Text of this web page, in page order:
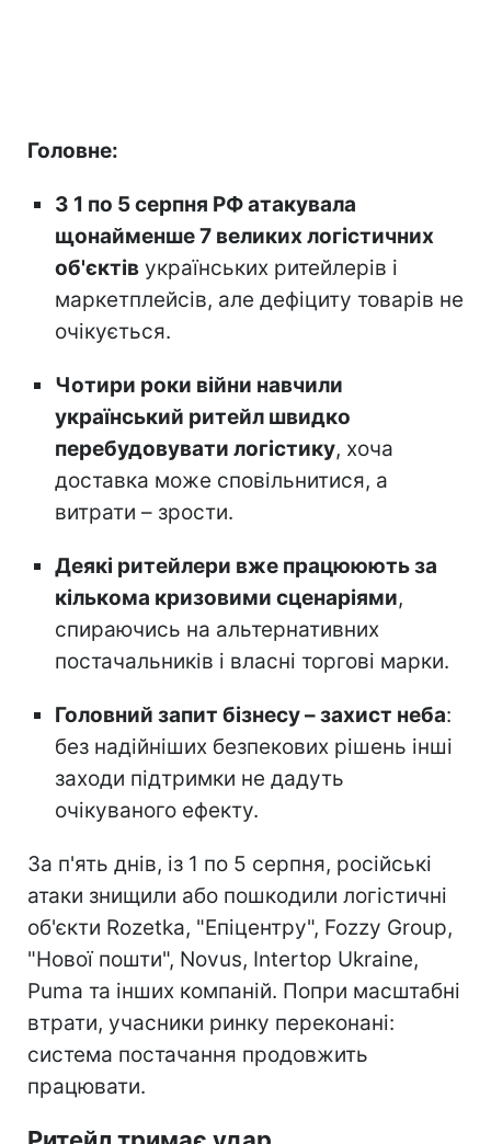
Головне:
З 1 по 5 серпня РФ атакувала
щонайменше 7 великих логістичних
об'єктів українських ритейлерів і
маркетплейсів, але дефіциту товарів не
очікується.
Чотири роки війни навчили
український ритейл швидко
перебудовувати логістику, хоча
доставка може сповільнитися, а
витрати – зрости.
Деякі ритейлери вже працююють за
кількома кризовими сценаріями,
спираючись на альтернативних
постачальників і власні торгові марки.
Головний запит бізнесу – захист неба:
без надійніших безпекових рішень інші
заходи підтримки не дадуть
очікуваного ефекту.
За п'ять днів, із 1 по 5 серпня, російські
атаки знищили або пошкодили логістичні
об'єкти Rozetka, "Епіцентру", Fozzy Group,
"Нової пошти", Novus, Intertop Ukraine,
Puma та інших компаній. Попри масштабні
втрати, учасники ринку переконані:
система постачання продовжить
працювати.